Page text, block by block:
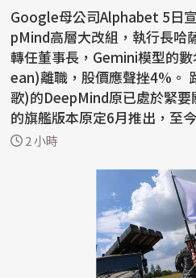
Google母公司Alphabet 5日
pMind高層大改組，執行長
轉任董事長，Gemini模型的
ean)離職，股價應聲挫4%。 路透社報導，Google(谷
歌)的DeepMind原已處於緊
的旗艦版本原定6月推出，至
和業界擔憂...
2 小時